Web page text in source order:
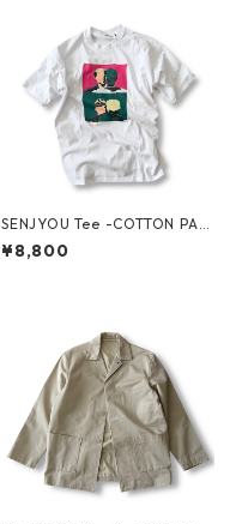
SENJYOU Tee -COTTON PAN
-
¥8,800